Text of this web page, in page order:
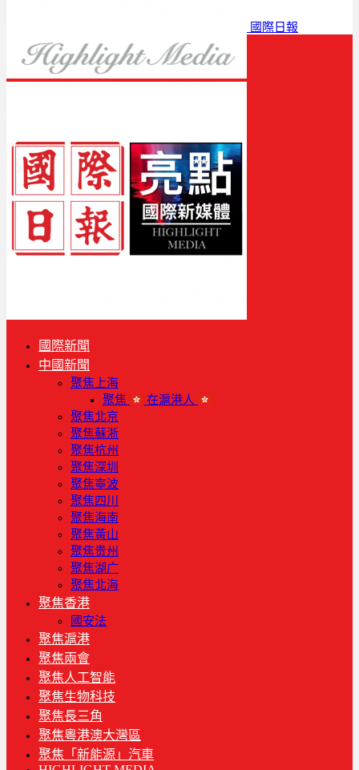
國際日報
國際新聞
中國新聞
聚焦上海
聚焦
在滬港人
聚焦北京
聚焦蘇浙
聚焦杭州
聚焦深圳
聚焦寧波
聚焦四川
聚焦海南
聚焦黃山
聚焦贵州
聚焦湖广
聚焦北海
聚焦香港
國安法
聚焦滬港
聚焦兩會
聚焦人工智能
聚焦生物科技
聚焦長三角
聚焦粵港澳大灣區
聚焦「新能源」汽車